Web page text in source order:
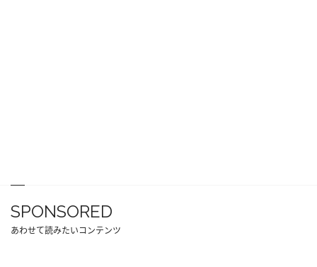
SPONSORED
あわせて読みたいコンテンツ